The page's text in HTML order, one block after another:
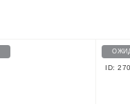
ID: